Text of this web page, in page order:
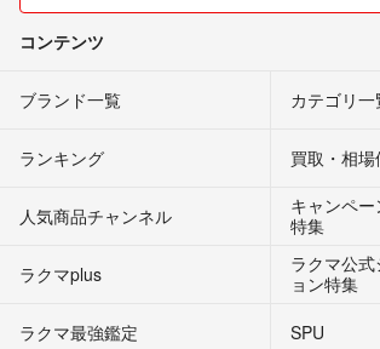
コンテンツ
ブランド一覧 カテゴリ一
ランキング 買取・相
人気商品チャンネル
キャンペ
特集
ラクマplus
ラクマ公
ョン特集
ラクマ最強鑑定
SPU